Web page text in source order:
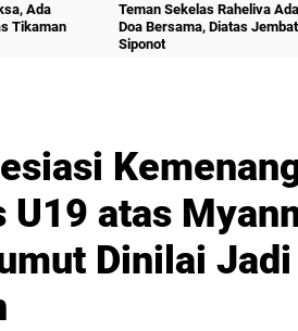
Ada
Tikaman
Teman Sekelas Raheliva
Doa Bersama, Diatas
Siponot
atas
Dinilai Jadi